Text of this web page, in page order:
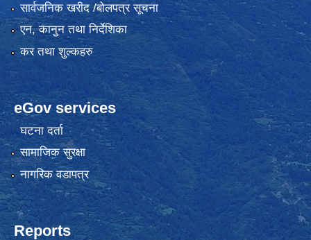
सार्वजनिक खरीद /बोलपत्र सूचना
एन, कानुन तथा निर्देशिका
कर तथा शुल्कहरु
eGov services
घटना दर्ता
सामाजिक सुरक्षा
नागरिक वडापत्र
Reports